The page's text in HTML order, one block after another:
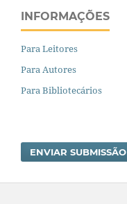
INFORMAÇÕES
Para Leitores
Para Autores
Para Bibliotecários
ENVIAR SUBMISSÃO